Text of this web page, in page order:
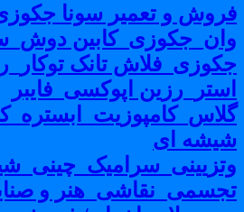
و تعمیر سونا جکوزی,
تانک
اپوکسی_فایبر
ای
و